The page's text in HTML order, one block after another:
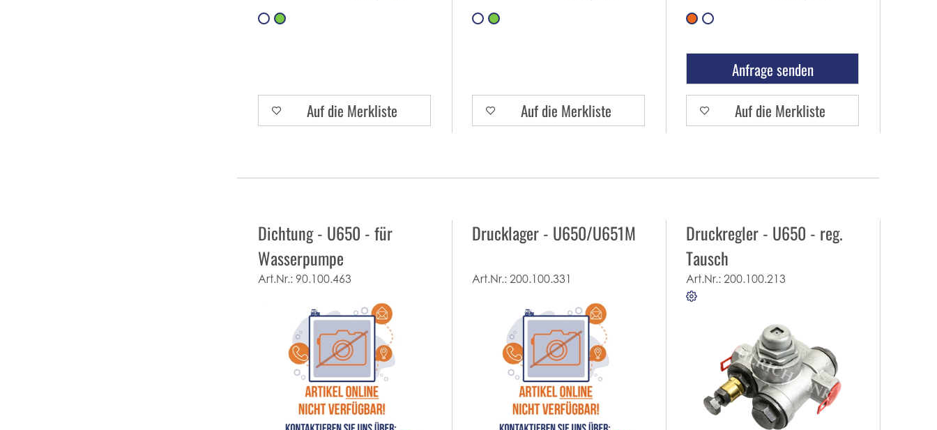
Auf die Merkliste Auf die Merkliste
Anfrage senden
Auf die Merkliste
Dichtung - U650 - für
Wasserpumpe
Art.Nr.: 90.100.463
Drucklager - U650/U651M
Art.Nr.: 200.100.331
Druckregler - U650 - reg.
Tausch
Art.Nr.: 200.100.213